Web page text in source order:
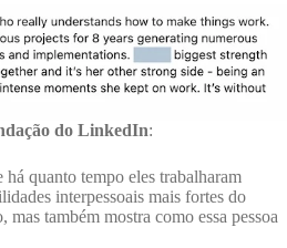
do LinkedIn:
há quanto tempo eles trabalharam
interpessoais mais fortes do
também mostra como essa pessoa